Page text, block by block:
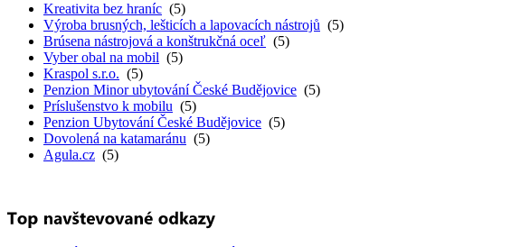
Kreativita bez hraníc (5)
Výroba brusných, lešticích a lapovacích nástrojů (5)
Brúsena nástrojová a konštrukčná oceľ (5)
Vyber obal na mobil (5)
Kraspol s.r.o. (5)
Penzion Minor ubytování České Budějovice (5)
Príslušenstvo k mobilu (5)
Penzion Ubytování České Budějovice (5)
Dovolená na katamaránu (5)
Agula.cz (5)